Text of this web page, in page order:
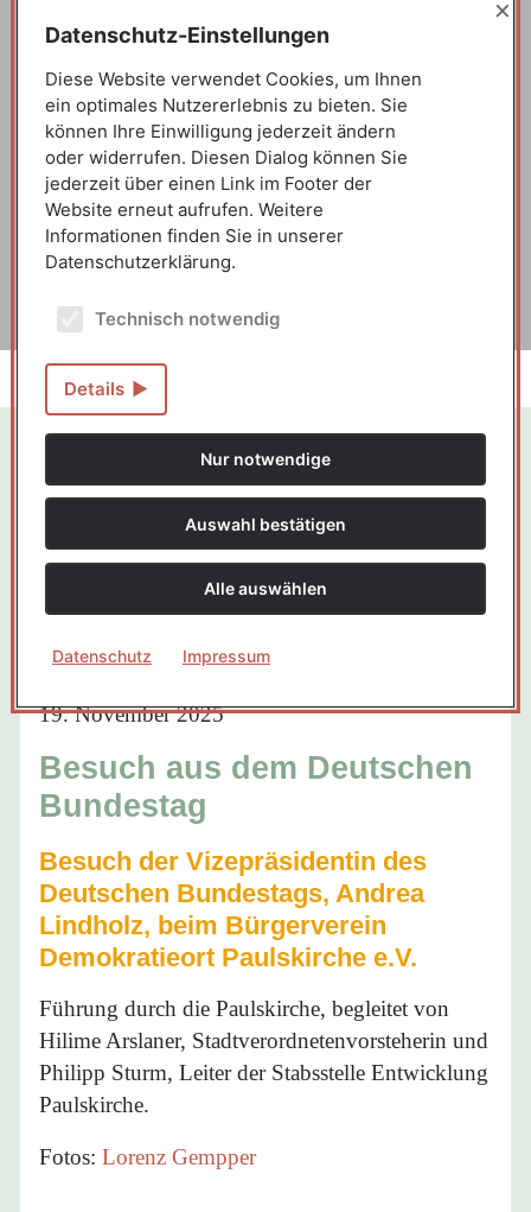
Vergangene Veranstaltungen
19. November 2025
Besuch aus dem Deutschen
Bundestag
Besuch der Vizepräsidentin des
Deutschen Bundestags, Andrea
Lindholz, beim Bürgerverein
Demokratieort Paulskirche e.V.
Führung durch die Paulskirche, begleitet von
Hilime Arslaner, Stadtverordnetenvorsteherin und
Philipp Sturm, Leiter der Stabsstelle Entwicklung
Paulskirche.
Fotos:Lorenz Gempper
Datenschutz-Einstellungen
×
Diese Website verwendet Cookies, um Ihnen
ein optimales Nutzererlebnis zu bieten. Sie
können Ihre Einwilligung jederzeit ändern
oder widerrufen. Diesen Dialog können Sie
jederzeit über einen Link im Footer der
Website erneut aufrufen. Weitere
Informationen finden Sie in unserer
Datenschutzerklärung.
Technisch notwendig
Details
Nur notwendige
Auswahl bestätigen
Alle auswählen
Datenschutz Impressum